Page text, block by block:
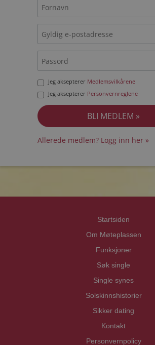
Jeg aksepterer Medlemsvilkårene
Jeg aksepterer Personvernreglene
Allerede medlem? Logg inn her »
Startsiden
Om Møteplassen
Funksjoner
Søk single
Single synes
Solskinnshistorier
Sikker dating
Kontakt
Personvernpolicy